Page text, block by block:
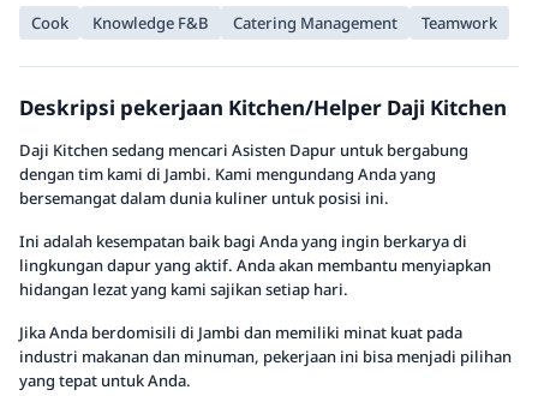
Cook Knowledge F&B Catering Management Teamwork
Deskripsi pekerjaan Kitchen/Helper Daji Kitchen
Daji Kitchen sedang mencari Asisten Dapur untuk bergabung
dengan tim kami di Jambi. Kami mengundang Anda yang
bersemangat dalam dunia kuliner untuk posisi ini.
Ini adalah kesempatan baik bagi Anda yang ingin berkarya di
lingkungan dapur yang aktif. Anda akan membantu menyiapkan
hidangan lezat yang kami sajikan setiap hari.
Jika Anda berdomisili di Jambi dan memiliki minat kuat pada
industri makanan dan minuman, pekerjaan ini bisa menjadi pilihan
yang tepat untuk Anda.